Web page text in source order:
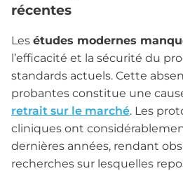
récentes
Les études modernes
l’efficacité et la sécurité du
standards actuels. Cette
probantes constitue une
retrait sur le marché. Les
cliniques ont
dernières années, rendant
recherches sur lesquelles